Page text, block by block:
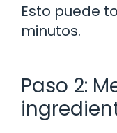
Esto puede
minutos.
Paso 2: